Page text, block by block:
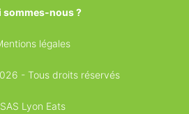
sommes-nous ?
légales
- Tous droits réservés
SAS Lyon Eats